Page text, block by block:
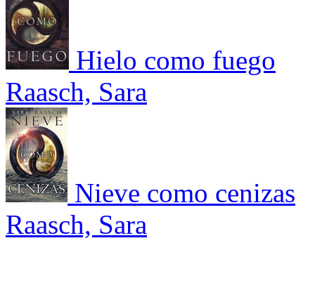
Hielo como fuego
Raasch, Sara
Nieve como cenizas
Raasch, Sara